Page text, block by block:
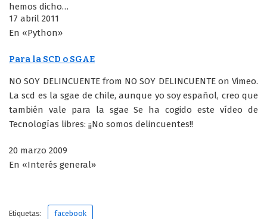
hemos dicho…
17 abril 2011
En «Python»
Para la SCD o SGAE
NO SOY DELINCUENTE from NO SOY DELINCUENTE on Vimeo.
La scd es la sgae de chile, aunque yo soy español, creo que
también vale para la sgae Se ha cogido este vídeo de
Tecnologías libres: ¡¡No somos delincuentes!!
20 marzo 2009
En «Interés general»
Etiquetas: facebook